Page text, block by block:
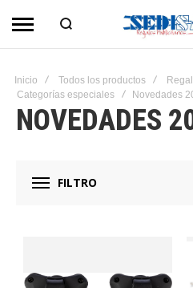
Inicio Todos los productos
Categorías especiales
Novedades
NOVEDADES
FILTRO